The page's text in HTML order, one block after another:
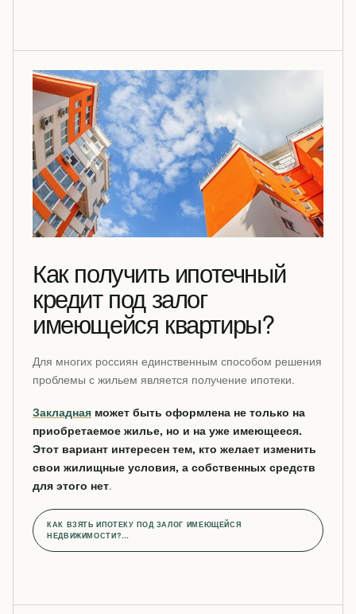
Как получить ипотечный
кредит под залог
имеющейся квартиры?
Для многих россиян единственным способом решения
проблемы с жильем является получение ипотеки.
Закладная может быть оформлена не только на
приобретаемое жилье, но и на уже имеющееся.
Этот вариант интересен тем, кто желает изменить
свои жилищные условия, а собственных средств
для этого нет.
КАК ВЗЯТЬ ИПОТЕКУ ПОД ЗАЛОГ ИМЕЮЩЕЙСЯ
НЕДВИЖИМОСТИ?…